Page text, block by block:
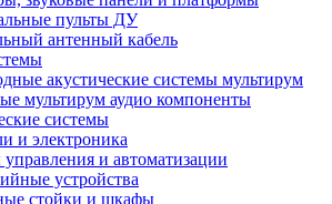
пульты ДУ
антенный кабель
акустические системы мультирум
мультирум аудио компоненты
системы
и электроника
и автоматизации
устройства
стойки и шкафы